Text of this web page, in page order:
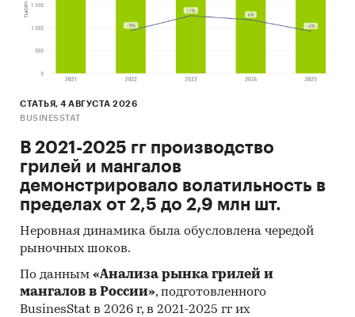
СТАТЬЯ, 4 АВГУСТА 2026
BUSINESSTAT
В 2021-2025 гг производство
грилей и мангалов
демонстрировало волатильность в
пределах от 2,5 до 2,9 млн шт.
Неровная динамика была обусловлена чередой
рыночных шоков.
По данным «Анализа рынка грилей и
мангалов в России», подготовленного
BusinesStat в 2026 г, в 2021-2025 гг их